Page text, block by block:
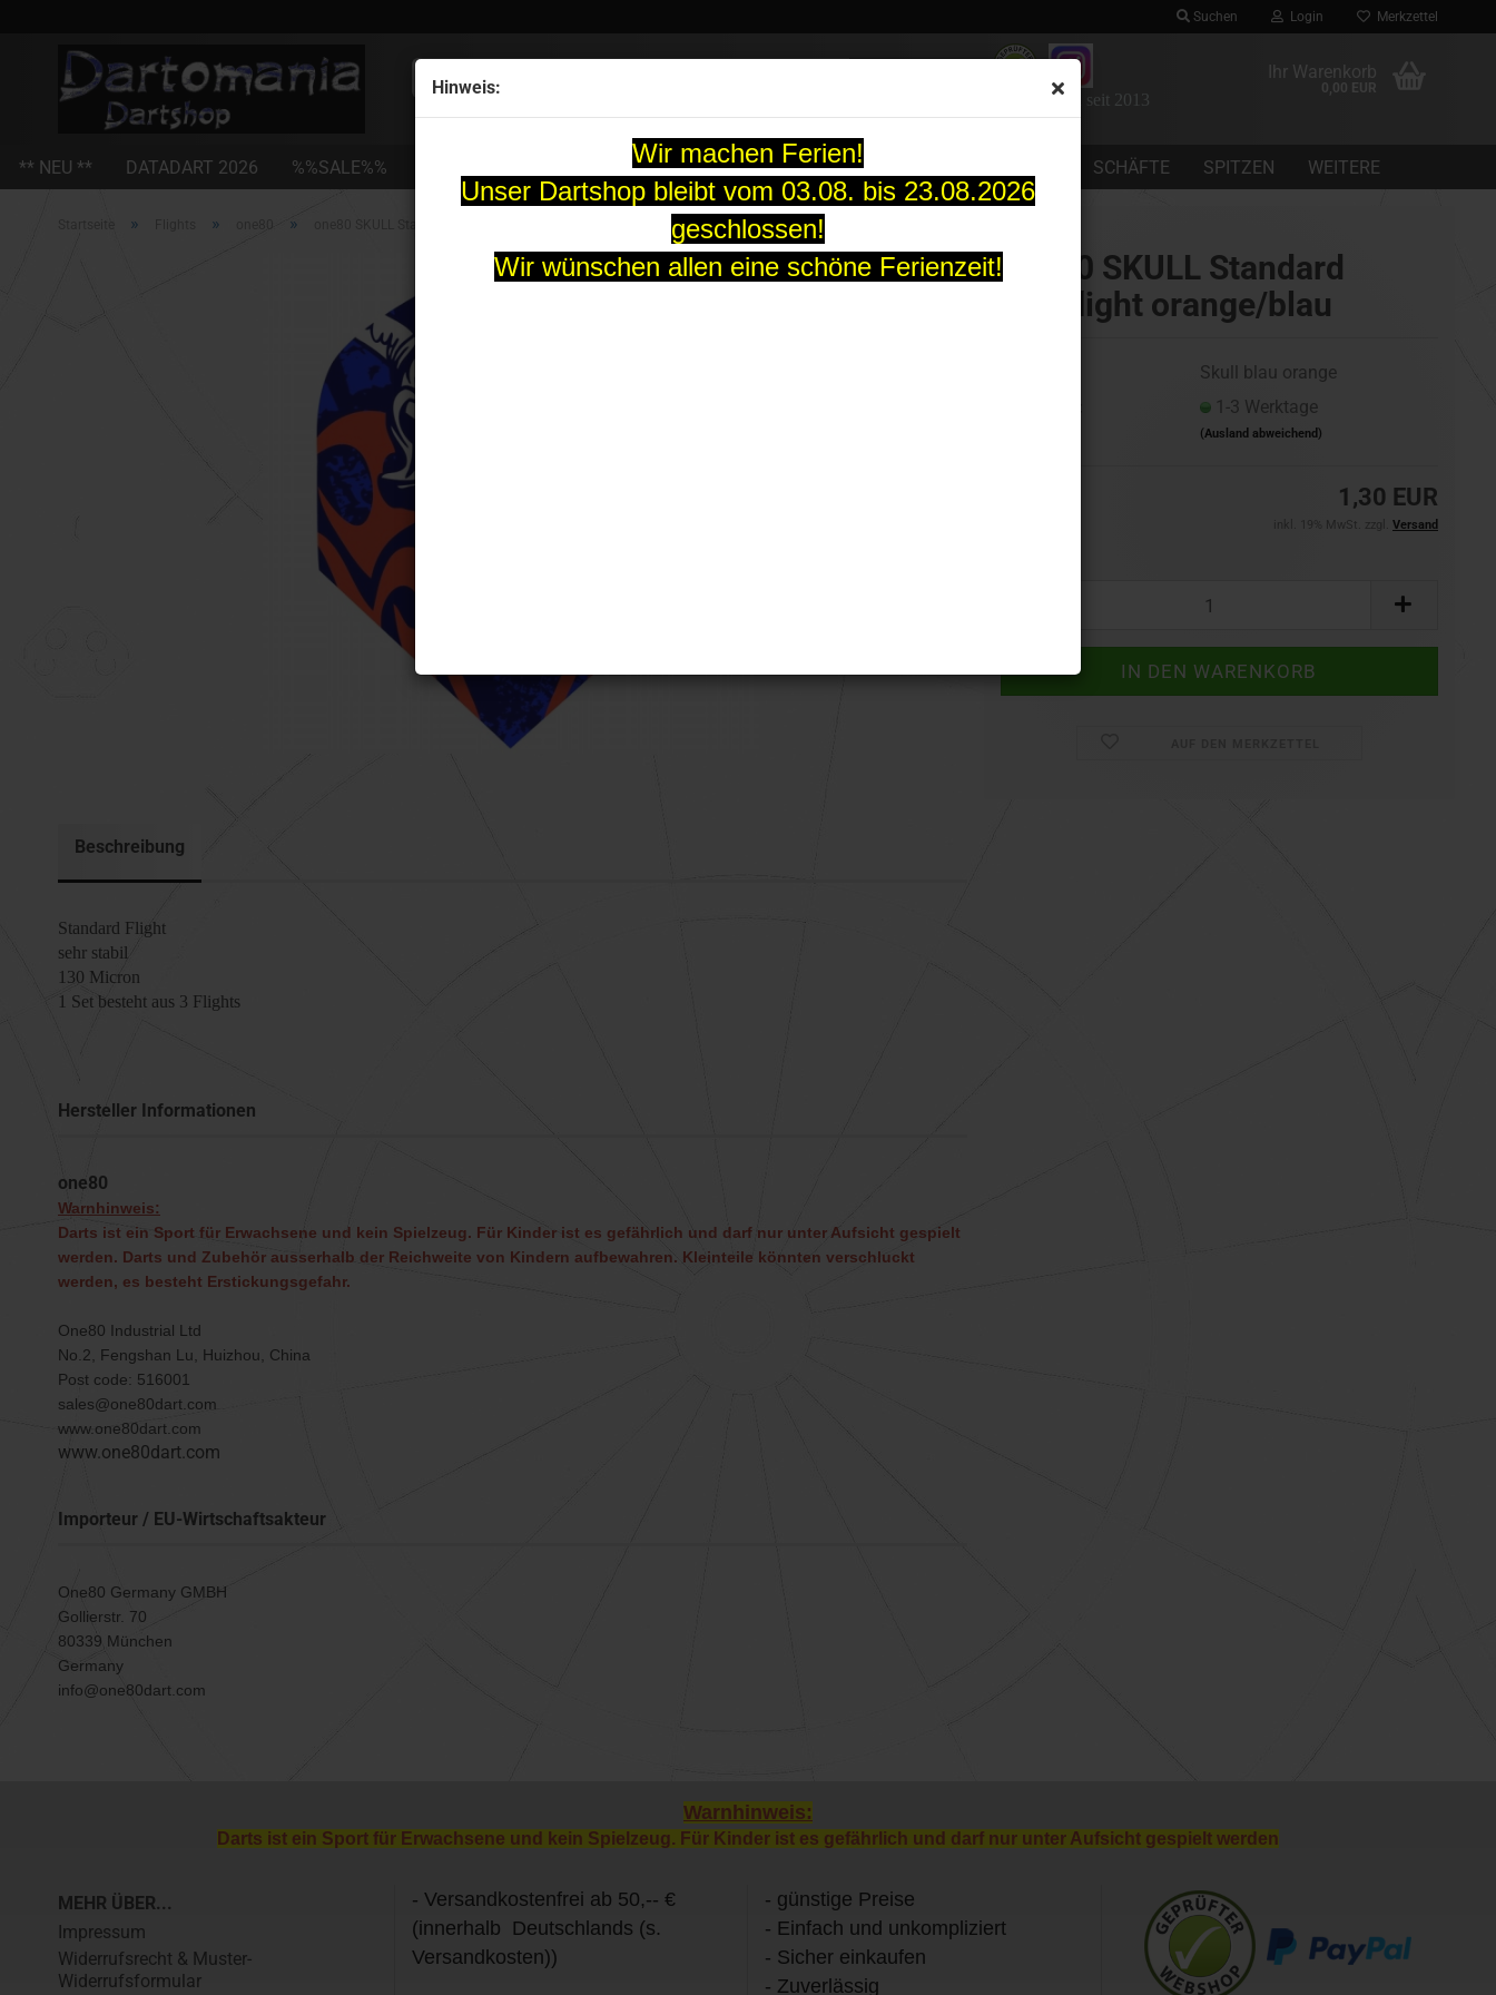
Hinweis:
Wir machen Ferien!
Unser Dartshop bleibt vom 03.08. bis 23.08.2026
geschlossen!
Wir wünschen allen eine schöne Ferienzeit!
Suchen Login Merkzettel
Alle
13 Jahre Dartomania seit 2013
Ihr Warenkorb
0,00 EUR
** NEU ** DATADART 2026 %%SALE%% SOFT-DARTS DARTBOARDS FLIGHTS SCHÄFTE SPITZEN WEITERE
» » »
one80 SKULL Standard
Dartflight orange/blau
Skull blau orange
1-3 Werktage
(Ausland abweichend)
1,30 EUR
inkl. 19% MwSt. zzgl. Versand
Beschreibung
Standard Flight
sehr stabil
130 Micron
1 Set besteht aus 3 Flights
Hersteller Informationen
one80
Warnhinweis:
Darts ist ein Sport für Erwachsene und kein Spielzeug. Für Kinder ist es gefährlich und darf nur unter Aufsicht gespielt
werden. Darts und Zubehör ausserhalb der Reichweite von Kindern aufbewahren. Kleinteile könnten verschluckt
werden, es besteht Erstickungsgefahr.
One80 Industrial Ltd
No.2, Fengshan Lu, Huizhou, China
Post code: 516001
sales@one80dart.com
www.one80dart.com
www.one80dart.com
Importeur / EU-Wirtschaftsakteur
One80 Germany GMBH
Gollierstr. 70
80339 München
Germany
info@one80dart.com
Warnhinweis:
Darts ist ein Sport für Erwachsene und kein Spielzeug. Für Kinder ist es gefährlich und darf nur unter Aufsicht gespielt werden
MEHR ÜBER...
Impressum
Widerrufsrecht & Muster-
Widerrufsformular
- Versandkostenfrei ab 50,-- €
(innerhalb Deutschlands (s.
Versandkosten))
- günstige Preise
- Einfach und unkompliziert
- Sicher einkaufen
- Zuverlässig